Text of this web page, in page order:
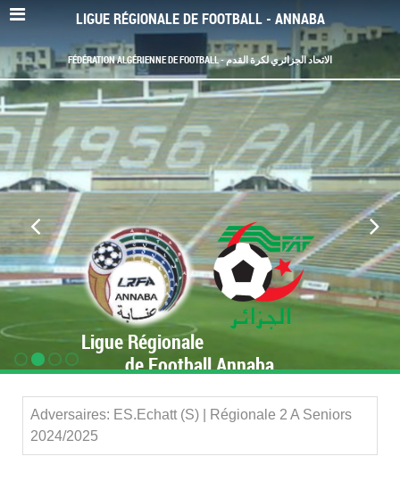
LIGUE RÉGIONALE DE FOOTBALL - ANNABA
FÉDÉRATION ALGÉRIENNE DE FOOTBALL - الاتحاد الجزائري لكرة القدم
Ligue Régionale
de Football Annaba
Adversaires: ES.Echatt (S) | Régionale 2 A Seniors
2024/2025